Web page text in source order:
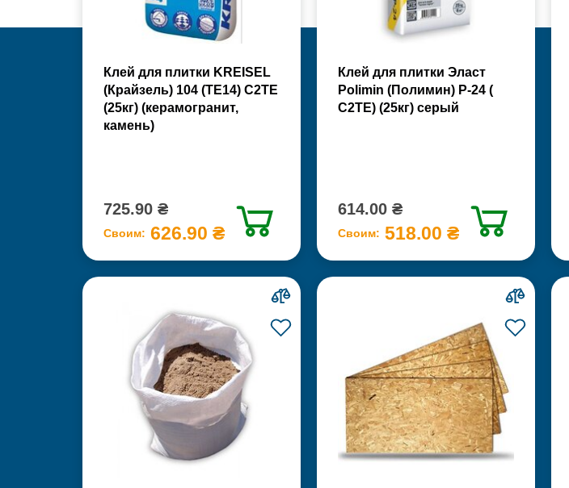
Клей для плитки KREISEL
(Крайзель) 104 (ТЕ14) С2TE
(25кг) (керамогранит,
камень)
725.90 ₴
Своим: 626.90 ₴
Клей для плитки Эласт
Polimin (Полимин) Р-24 (
С2ТЕ) (25кг) серый
614.00 ₴
Своим: 518.00 ₴